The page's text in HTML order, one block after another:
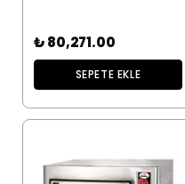
₺ 80,271.00
SEPETE EKLE